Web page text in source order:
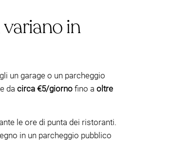
in
un garage o un parcheggio
da circa €5/giorno fino a oltre
le ore di punta dei ristoranti.
in un parcheggio pubblico